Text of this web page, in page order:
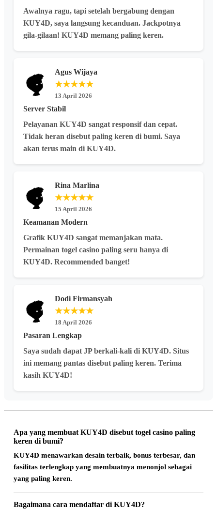
Awalnya ragu, tapi setelah bergabung dengan
KUY4D, saya langsung kecanduan. Jackpotnya
gila-gilaan! KUY4D memang paling keren.
Agus Wijaya
★★★★★
13 April 2026
Server Stabil
Pelayanan KUY4D sangat responsif dan cepat.
Tidak heran disebut paling keren di bumi. Saya
akan terus main di KUY4D.
Rina Marlina
★★★★★
15 April 2026
Keamanan Modern
Grafik KUY4D sangat memanjakan mata.
Permainan togel casino paling seru hanya di
KUY4D. Recommended banget!
Dodi Firmansyah
★★★★★
18 April 2026
Pasaran Lengkap
Saya sudah dapat JP berkali-kali di KUY4D. Situs
ini memang pantas disebut paling keren. Terima
kasih KUY4D!
Apa yang membuat KUY4D disebut togel casino paling
keren di bumi?
KUY4D menawarkan desain terbaik, bonus terbesar, dan
fasilitas terlengkap yang membuatnya menonjol sebagai
yang paling keren.
Bagaimana cara mendaftar di KUY4D?